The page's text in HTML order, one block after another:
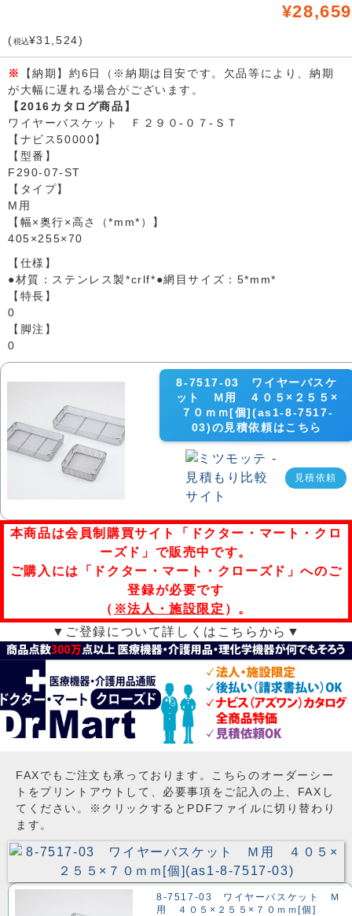
¥28,659
(税込¥31,524)
※
【納期】約6日（※納期は目安です。欠品等により、納期
が大幅に遅れる場合がございます。
【2016カタログ商品】
ワイヤーバスケット Ｆ２９０-０７-ＳＴ
【ナビス50000】
【型番】
F290-07-ST
【タイプ】
M用
【幅×奥行×高さ（*mm*）】
405×255×70
【仕様】
●材質：ステンレス製*crlf*●網目サイズ：5*mm*
【特長】
0
【脚注】
0
8-7517-03 ワイヤーバスケ
ット Ｍ用 ４０５×２５５×
７０ｍｍ[個](as1-8-7517-
03)の見積依頼はこちら
見積依頼
本商品は会員制購買サイト「ドクター・マート・クロ
ーズド」で販売中です。
ご購入には「ドクター・マート・クローズド」へのご
登録が必要です
（ ※法人・施設限定 ）。
▼ご登録について詳しくはこちらから▼
FAXでもご注文も承っております。こちらのオーダーシー
トをプリントアウトして、必要事項をご記入の上、FAXし
てください。※クリックするとPDFファイルに切り替わり
ます。
8-7517-03 ワイヤーバスケット Ｍ
用 ４０５×２５５×７０ｍｍ[個]